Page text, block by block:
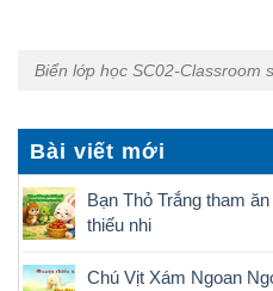
Biển lớp học SC02-Classroom
Bài viết mới
Bạn Thỏ Trắng tham
thiếu nhi
Chú Vịt Xám Ngoan